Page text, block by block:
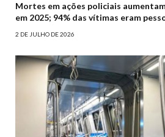
Mortes em ações policiais
em 2025; 94% das vítimas eram
2 DE JULHO DE 2026